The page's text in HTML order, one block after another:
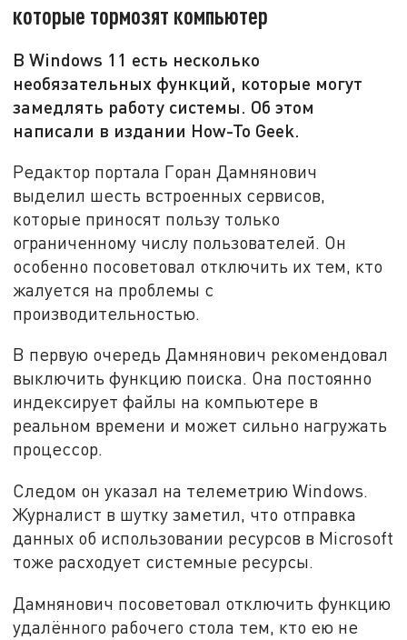
которые тормозят компьютер
В Windows 11 есть несколько
необязательных функций, которые могут
замедлять работу системы. Об этом
написали в издании How-To Geek.
Редактор портала Горан Дамнянович
выделил шесть встроенных сервисов,
которые приносят пользу только
ограниченному числу пользователей. Он
особенно посоветовал отключить их тем, кто
жалуется на проблемы с
производительностью.
В первую очередь Дамнянович рекомендовал
выключить функцию поиска. Она постоянно
индексирует файлы на компьютере в
реальном времени и может сильно нагружать
процессор.
Следом он указал на телеметрию Windows.
Журналист в шутку заметил, что отправка
данных об использовании ресурсов в Microsoft
тоже расходует системные ресурсы.
Дамнянович посоветовал отключить функцию
удалённого рабочего стола тем, кто ею не